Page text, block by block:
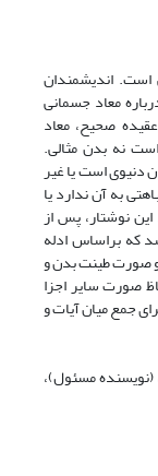
است. اندیشمندان
معاد جسمانی
صحیح، معاد
نه بدن مثالی.
دنیوی است یا غیر
به آن ندارد یا
نوشتار، پس از
که بر‌اساس ادله
و صورت طینت بدن و
صورت سایر اجزا
جمع میان آیات و
(نویسنده مسئول)،